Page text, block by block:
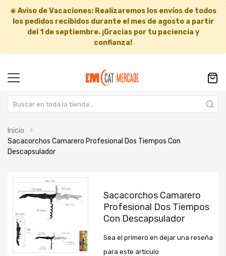
☀️Aviso de Vacaciones: Realizaremos los envíos de todos
los pedidos recibidos durante el mes de agosto a partir
del 1 de septiembre. ¡Gracias por tu paciencia y
confianza!
Inicio
Sacacorchos Camarero Profesional Dos Tiempos Con
Descapsulador
Saltar
final
la
galería
de
imágenes
comienzo
imágenes
Sacacorchos Camarero
Profesional Dos Tiempos
Con Descapsulador
Sea el primero en dejar una reseña
para este artículo